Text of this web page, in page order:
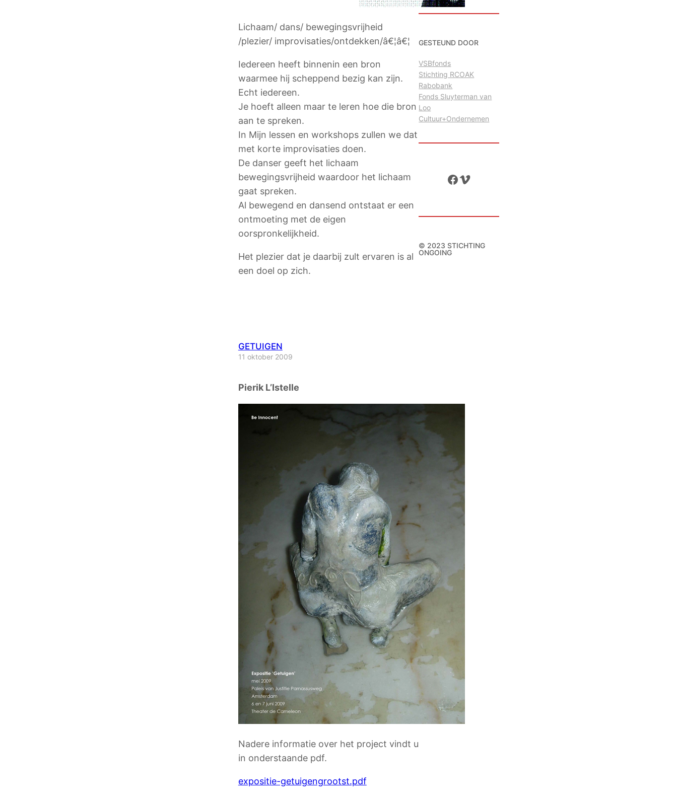
Lichaam/ dans/ bewegingsvrijheid
/plezier/ improvisaties/ontdekken/â€¦â€¦
Iedereen heeft binnenin een bron
waarmee hij scheppend bezig kan zijn.
Echt iedereen.
Je hoeft alleen maar te leren hoe die bron
aan te spreken.
In Mijn lessen en workshops zullen we dat
met korte improvisaties doen.
De danser geeft het lichaam
bewegingsvrijheid waardoor het lichaam
gaat spreken.
Al bewegend en dansend ontstaat er een
ontmoeting met de eigen
oorspronkelijkheid.
Het plezier dat je daarbij zult ervaren is al
een doel op zich.
GETUIGEN
11 oktober 2009
Pierik L’Istelle
Nadere informatie over het project vindt u
in onderstaande pdf.
expositie-getuigengrootst.pdf
GESTEUND DOOR
VSBfonds
Stichting RCOAK
Rabobank
Fonds Sluyterman van
Loo
Cultuur+Ondernemen
Facebook Vimeo
© 2023 STICHTING
ONGOING